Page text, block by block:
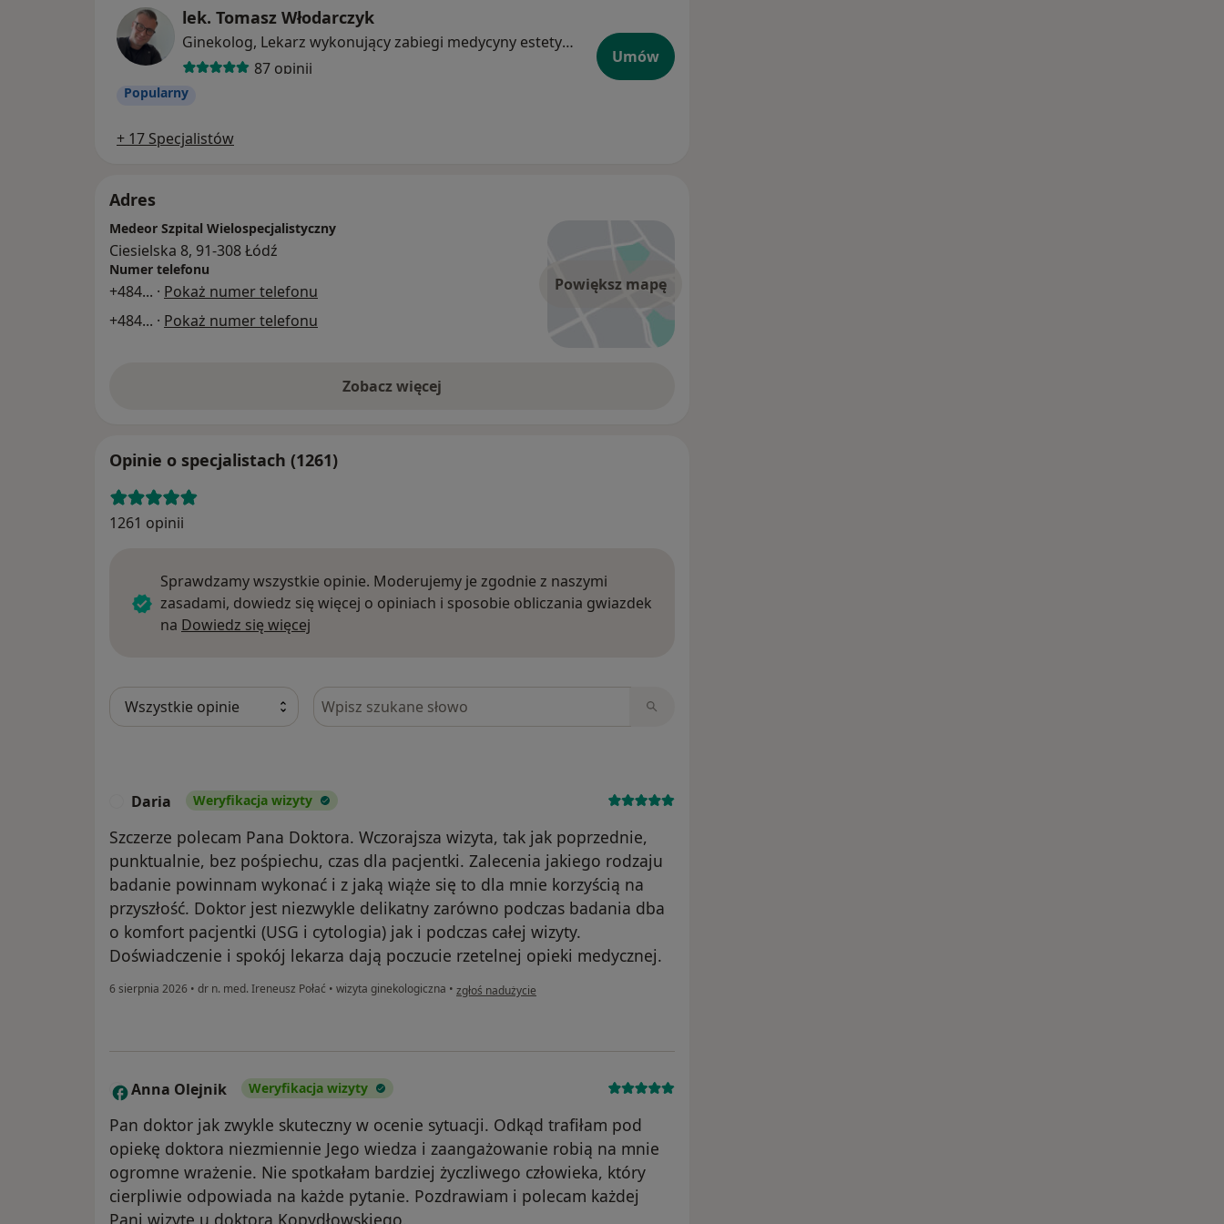
polecają nas najbliższym. Otrzymujemy również od nich podziękowania i
pozytywne opinie, które możesz przeczytać
lek. Tomasz Włodarczyk
Ginekolog, Lekarz wykonujący zabiegi medycyny estetycznej
87 opinii
Popularny
Umów
+ 17 Specjalistów
Adres
Powiększ mapę
Medeor Szpital Wielospecjalistyczny
Ciesielska 8, 91-308 Łódź
Numer telefonu
+484... · Pokaż numer telefonu
+484... · Pokaż numer telefonu
Zobacz więcej
Opinie o specjalistach (1261)
1261 opinii
Sprawdzamy wszystkie opinie. Moderujemy je zgodnie z naszymi
zasadami, dowiedz się więcej o opiniach i sposobie obliczania gwiazdek
na Dowiedz się więcej
Szukaj w opiniach
Daria Weryfikacja wizyty
Szczerze polecam Pana Doktora. Wczorajsza wizyta, tak jak poprzednie,
punktualnie, bez pośpiechu, czas dla pacjentki. Zalecenia jakiego rodzaju
badanie powinnam wykonać i z jaką wiąże się to dla mnie korzyścią na
przyszłość. Doktor jest niezwykle delikatny zarówno podczas badania dba
o komfort pacjentki (USG i cytologia) jak i podczas całej wizyty.
Doświadczenie i spokój lekarza dają poczucie rzetelnej opieki medycznej.
6 sierpnia 2026 • dr n. med. Ireneusz Połać • wizyta ginekologiczna • w opinii użytkownika Daria
zgłoś nadużycie
A Anna Olejnik Weryfikacja wizyty
Pan doktor jak zwykle skuteczny w ocenie sytuacji. Odkąd trafiłam pod
opiekę doktora niezmiennie Jego wiedza i zaangażowanie robią na mnie
ogromne wrażenie. Nie spotkałam bardziej życzliwego człowieka, który
cierpliwie odpowiada na każde pytanie. Pozdrawiam i polecam każdej